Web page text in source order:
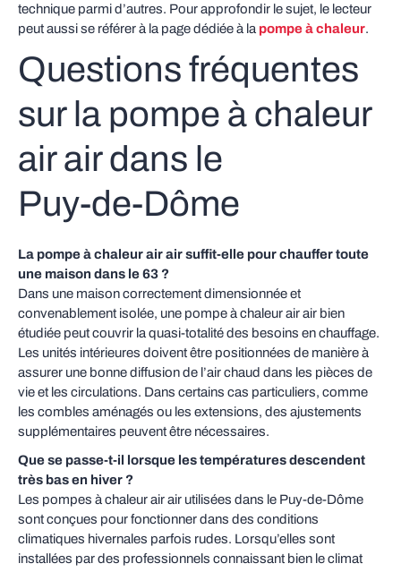
technique parmi d’autres. Pour approfondir le sujet, le lecteur
peut aussi se référer à la page dédiée à la pompe à chaleur.
Questions fréquentes
sur la pompe à chaleur
air air dans le
Puy‑de‑Dôme
La pompe à chaleur air air suffit‑elle pour chauffer toute
une maison dans le 63 ?
Dans une maison correctement dimensionnée et
convenablement isolée, une pompe à chaleur air air bien
étudiée peut couvrir la quasi‑totalité des besoins en chauffage.
Les unités intérieures doivent être positionnées de manière à
assurer une bonne diffusion de l’air chaud dans les pièces de
vie et les circulations. Dans certains cas particuliers, comme
les combles aménagés ou les extensions, des ajustements
supplémentaires peuvent être nécessaires.
Que se passe‑t‑il lorsque les températures descendent
très bas en hiver ?
Les pompes à chaleur air air utilisées dans le Puy‑de‑Dôme
sont conçues pour fonctionner dans des conditions
climatiques hivernales parfois rudes. Lorsqu’elles sont
installées par des professionnels connaissant bien le climat